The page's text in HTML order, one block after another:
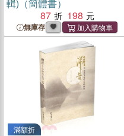
輯)（簡體書）
87
198
無庫存
滿額折